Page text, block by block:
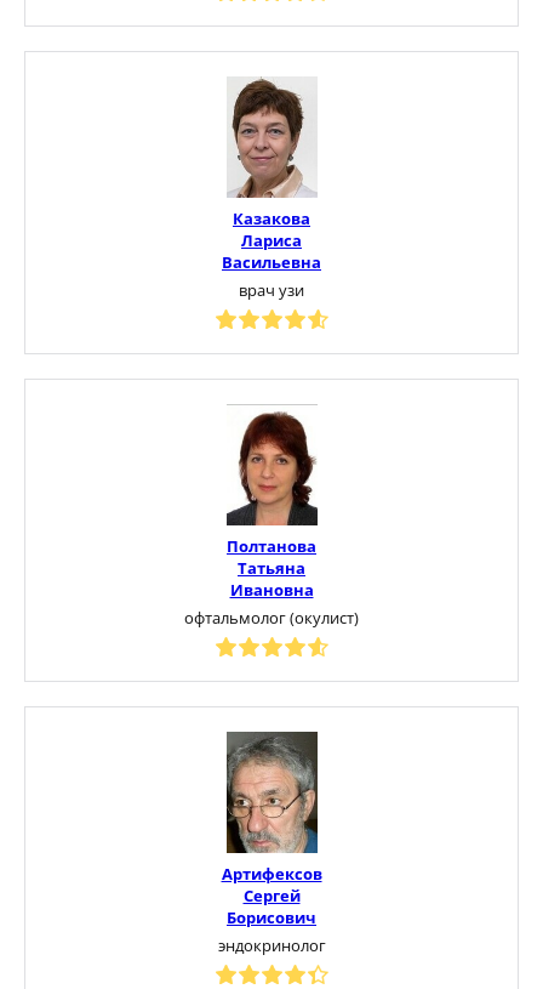
Казакова
Лариса
Васильевна
врач узи
Полтанова
Татьяна
Ивановна
офтальмолог (окулист)
Артифексов
Сергей
Борисович
эндокринолог